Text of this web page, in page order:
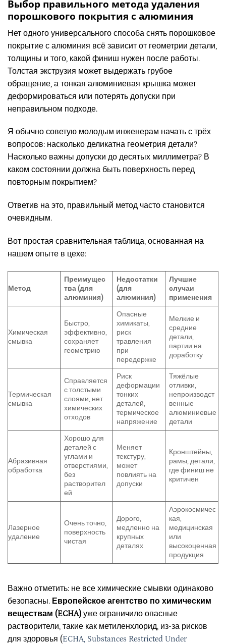
Выбор правильного метода удаления
порошкового покрытия с алюминия
Нет одного универсального способа снять порошковое
покрытие с алюминия всё зависит от геометрии детали,
толщины и того, какой финиш нужен после работы.
Толстая экструзия может выдержать грубое
обращение, а тонкая алюминиевая крышка может
деформироваться или потерять допуски при
неправильном подходе.
Я обычно советую молодым инженерам начать с трёх
вопросов: насколько деликатна геометрия детали?
Насколько важны допуски до десятых миллиметра? В
каком состоянии должна быть поверхность перед
повторным покрытием?
Ответив на это, правильный метод часто становится
очевидным.
Вот простая сравнительная таблица, основанная на
нашем опыте в цехе:
Метод
Преимущес
тва (для
алюминия)
Недостатки
(для
алюминия)
Лучшие
случаи
применения
Химическая
смывка
Быстро,
эффективно,
сохраняет
геометрию
Опасные
химикаты,
риск
травления
при
передержке
Мелкие и
средние
детали,
партии на
доработку
Термическая
смывка
Справляется
с толстыми
слоями, нет
химических
отходов
Риск
деформации
тонких
деталей,
термическое
напряжение
Тяжёлые
отливки,
непроизводст
венные
алюминиевые
детали
Абразивная
обработка
Хорошо для
деталей с
углами и
отверстиями,
без
растворител
ей
Меняет
текстуру,
может
повлиять на
допуски
Кронштейны,
рамы, детали,
где финиш не
критичен
Лазерное
удаление
Очень точно,
поверхность
чистая
Дорого,
медленно на
крупных
деталях
Аэрокосмичес
кая,
медицинская
или
высокоценная
продукция
Важно отметить: не все химические смывки одинаково
безопасны. Европейское агентство по химическим
веществам (ECHA) уже ограничило опасные
растворители, такие как метиленхлорид, из-за рисков
для здоровья (ECHA, Substances Restricted Under